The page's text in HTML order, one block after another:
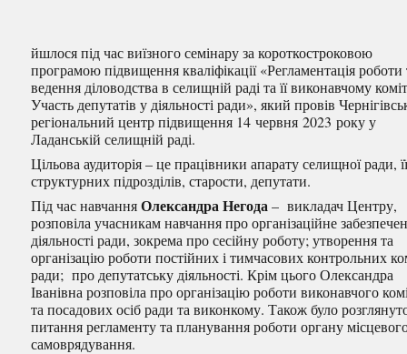
йшлося під час виїзного семінару за короткостроковою
програмою підвищення кваліфікації «Регламентація роботи
ведення діловодства в селищній раді та її виконавчому
Участь депутатів у діяльності ради», який провів
регіональний центр підвищення 14 червня 2023 року у
Ладанській селищній раді.
Цільова аудиторія – це працівники апарату селищної ради,
структурних підрозділів, старости, депутати.
Під час навчанняОлександра Негода– викладач Центру,
розповіла учасникам навчання про організаційне
діяльності ради, зокрема про сесійну роботу; утворення та
організацію роботи постійних і тимчасових контрольних
ради; про депутатську діяльності. Крім цього Олександра
Іванівна розповіла про організацію роботи виконавчого
та посадових осіб ради та виконкому. Також було
питання регламенту та планування роботи органу
самоврядування.